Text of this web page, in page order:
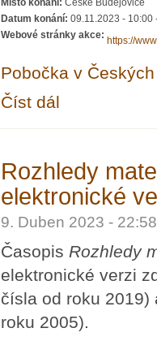
Místo konání: České Budějovice
Datum konání: 09.11.2023 - 10:00
Webové stránky akce:
https://
Pobočka v
Číst dál
Rozhledy
elektronické
9. Duben 2023 -
Časopis Rozhledy
elektronické verzi
čísla od roku
roku 2005).